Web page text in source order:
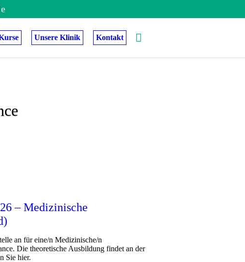
Unsere Klinik Kontakt
– Medizinische
an für eine/n Medizinische/n
Die theoretische Ausbildung findet an der
Sie hier.